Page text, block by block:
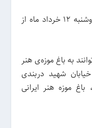
بازدید از این نمایشگاه تا پایان روز دوشنبه 12 خرداد ماه از
به باغ موزه‌ی هنر
شهید دربندی
موزه هنر ایرانی